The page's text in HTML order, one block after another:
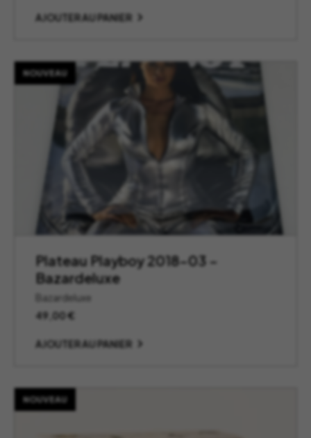
AJOUTER AU PANIER
NOUVEAU
Plateau Playboy 2018-03 –
Bazardeluxe
Bazardeluxe
49,00€
AJOUTER AU PANIER
NOUVEAU